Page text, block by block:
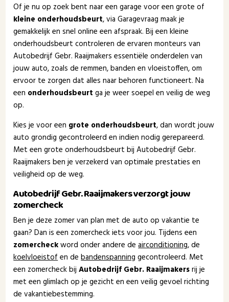
Of je nu op zoek bent naar een garage voor een grote of
kleine onderhoudsbeurt, via Garagevraag maak je
gemakkelijk en snel online een afspraak. Bij een kleine
onderhoudsbeurt controleren de ervaren monteurs van
Autobedrijf Gebr. Raaijmakers essentiële onderdelen van
jouw auto, zoals de remmen, banden en vloeistoffen, om
ervoor te zorgen dat alles naar behoren functioneert. Na
een onderhoudsbeurt ga je weer soepel en veilig de weg
op.
Kies je voor een grote onderhoudsbeurt, dan wordt jouw
auto grondig gecontroleerd en indien nodig gerepareerd.
Met een grote onderhoudsbeurt bij Autobedrijf Gebr.
Raaijmakers ben je verzekerd van optimale prestaties en
veiligheid op de weg.
Autobedrijf Gebr. Raaijmakers verzorgt jouw
zomercheck
Ben je deze zomer van plan met de auto op vakantie te
gaan? Dan is een zomercheck iets voor jou. Tijdens een
zomercheckword onder andere deairconditioning, de
koelvloeistofen debandenspanning gecontroleerd. Met
een zomercheck bijAutobedrijf Gebr. Raaijmakersrij je
met een glimlach op je gezicht en een veilig gevoel richting
de vakantiebestemming.